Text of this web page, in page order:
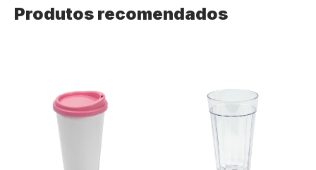
Produtos recomendados